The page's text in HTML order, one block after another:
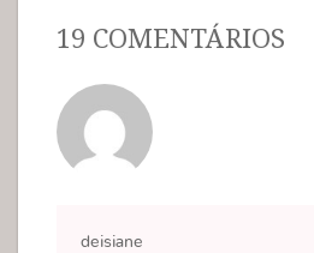
19 COMENTÁRIOS
deisiane